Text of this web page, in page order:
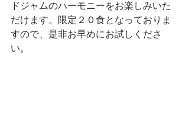
ドジャムのハーモニーをお楽しみいた
だけます。限定２０食となっておりま
すので、是非お早めにお試しくださ
い。